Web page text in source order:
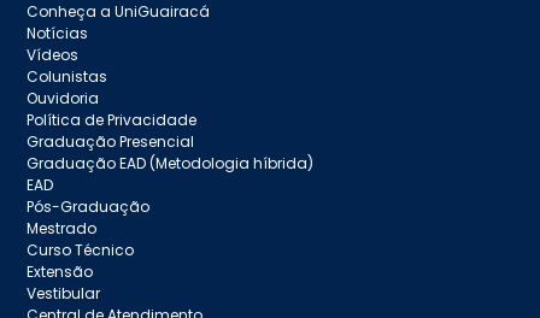
Conheça a UniGuairacá
Notícias
Vídeos
Colunistas
Ouvidoria
Política de Privacidade
Graduação Presencial
Graduação EAD (Metodologia híbrida)
EAD
Pós-Graduação
Mestrado
Curso Técnico
Extensão
Vestibular